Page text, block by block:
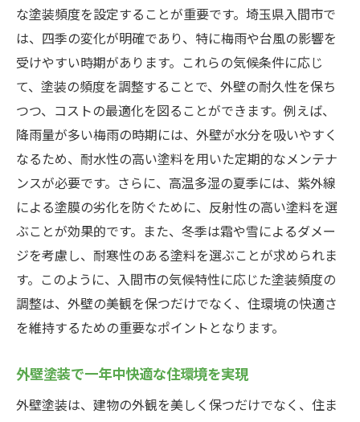
な塗装頻度を設定することが重要です。埼玉県入間市で
は、四季の変化が明確であり、特に梅雨や台風の影響を
受けやすい時期があります。これらの気候条件に応じ
て、塗装の頻度を調整することで、外壁の耐久性を保ち
つつ、コストの最適化を図ることができます。例えば、
降雨量が多い梅雨の時期には、外壁が水分を吸いやすく
なるため、耐水性の高い塗料を用いた定期的なメンテナ
ンスが必要です。さらに、高温多湿の夏季には、紫外線
による塗膜の劣化を防ぐために、反射性の高い塗料を選
ぶことが効果的です。また、冬季は霜や雪によるダメー
ジを考慮し、耐寒性のある塗料を選ぶことが求められま
す。このように、入間市の気候特性に応じた塗装頻度の
調整は、外壁の美観を保つだけでなく、住環境の快適さ
を維持するための重要なポイントとなります。
外壁塗装で一年中快適な住環境を実現
外壁塗装は、建物の外観を美しく保つだけでなく、住ま